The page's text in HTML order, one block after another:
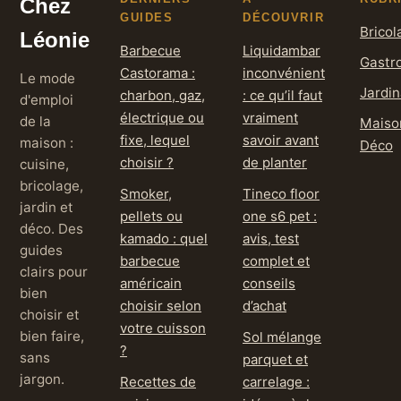
Chez
Léonie
Le mode
d'emploi
de la
maison :
cuisine,
bricolage,
jardin et
déco. Des
guides
clairs pour
bien
choisir et
bien faire,
sans
jargon.
GUIDES
Barbecue
Castorama :
charbon, gaz,
électrique ou
fixe, lequel
choisir ?
Smoker,
pellets ou
kamado : quel
barbecue
américain
choisir selon
votre cuisson
?
Recettes de
DÉCOUVRIR
Liquidambar
inconvénient
: ce qu’il faut
vraiment
savoir avant
de planter
Tineco floor
one s6 pet :
avis, test
complet et
conseils
d’achat
Sol mélange
parquet et
carrelage :
Déco